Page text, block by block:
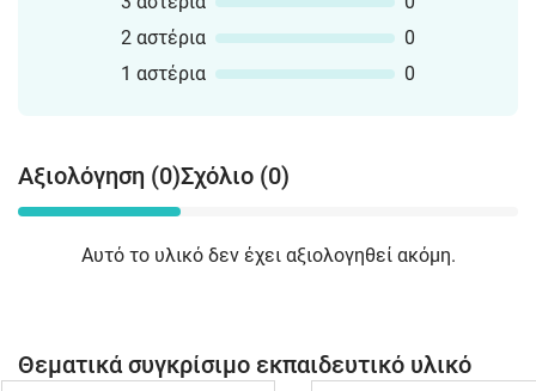
2 αστέρια
0
1 αστέρια
0
Αξιολόγηση (0)Σχόλιο (0)
Αυτό το υλικό δεν έχει αξιολογηθεί ακόμη.
Θεματικά συγκρίσιμο εκπαιδευτικό υλικό